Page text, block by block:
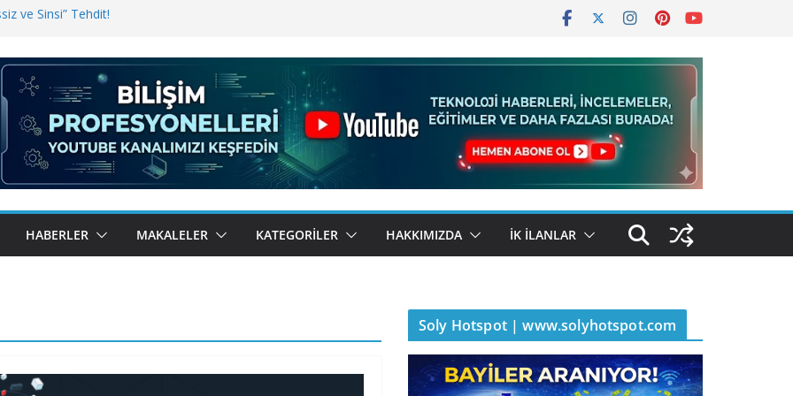
ve Sinsi” Tehdit!
Bugün BulutTahsilat’ta
Kemal Oral Tüm Sorularımızı
HABERLER MAKALELER KATEGORILER HAKKIMIZDA İK İLANLAR
Soly Hotspot | www.solyhotspot.com